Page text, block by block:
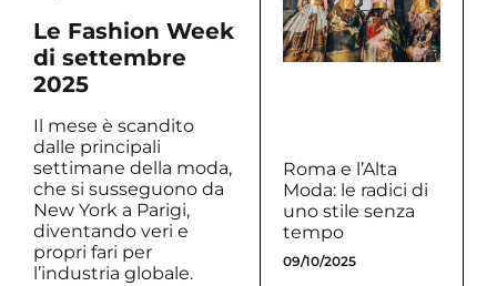
Le Fashion Week
di settembre
2025
Il mese è scandito
dalle principali
settimane della moda,
che si susseguono da
New York a Parigi,
diventando veri e
propri fari per
l’industria globale.
Roma e l’Alta
Moda: le radici di
uno stile senza
tempo
09/10/2025